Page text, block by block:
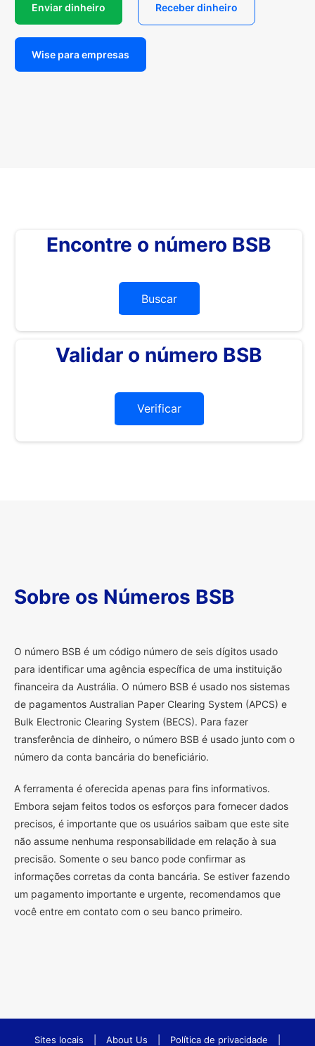
Enviar dinheiro Receber dinheiro
Wise para empresas
Encontre o número BSB
Buscar
Validar o número BSB
Verificar
Sobre os Números BSB
O número BSB é um código número de seis dígitos usado
para identificar uma agência específica de uma instituição
financeira da Austrália. O número BSB é usado nos sistemas
de pagamentos Australian Paper Clearing System (APCS) e
Bulk Electronic Clearing System (BECS). Para fazer
transferência de dinheiro, o número BSB é usado junto com o
número da conta bancária do beneficiário.
A ferramenta é oferecida apenas para fins informativos.
Embora sejam feitos todos os esforços para fornecer dados
precisos, é importante que os usuários saibam que este site
não assume nenhuma responsabilidade em relação à sua
precisão. Somente o seu banco pode confirmar as
informações corretas da conta bancária. Se estiver fazendo
um pagamento importante e urgente, recomendamos que
você entre em contato com o seu banco primeiro.
Sites locais About Us Política de privacidade